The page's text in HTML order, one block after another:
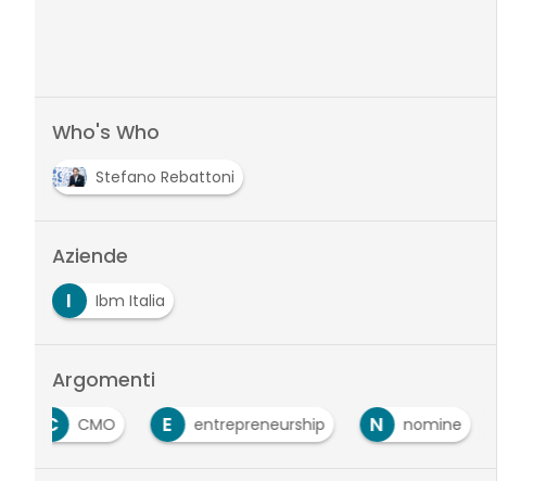
Who's Who
Stefano Rebattoni
Aziende
I
Ibm Italia
Argomenti
C
CMO E entrepreneurship N nomine